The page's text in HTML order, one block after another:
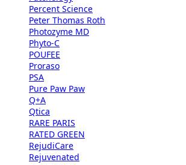
Percent Science
Peter Thomas Roth
Photozyme MD
Phyto-C
POUFEE
Proraso
PSA
Pure Paw Paw
Q+A
Qtica
RARE PARIS
RATED GREEN
RejudiCare
Rejuvenated